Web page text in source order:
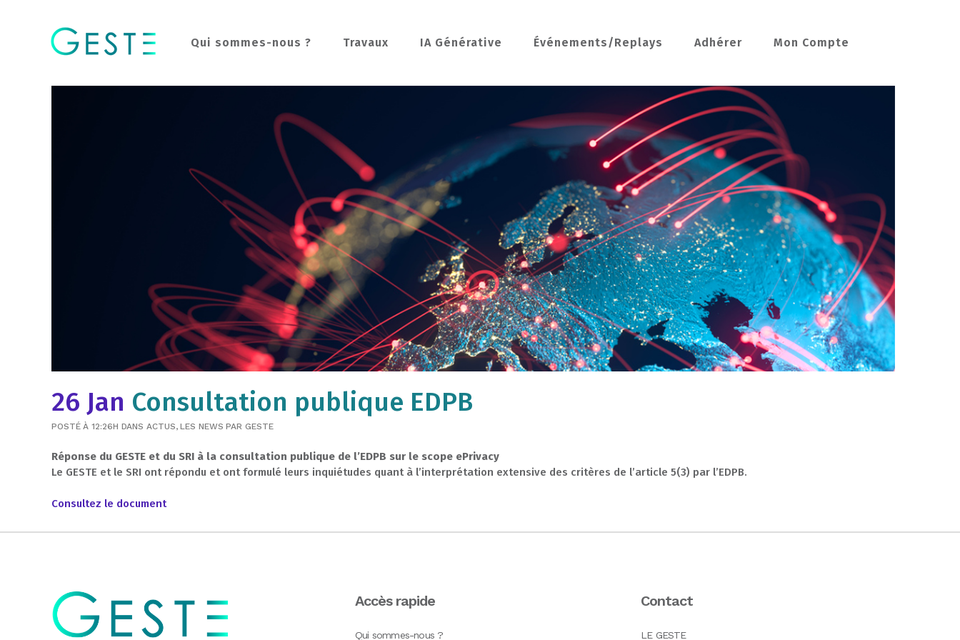
Qui sommes-nous ? Travaux IA Générative Événements/Replays Adhérer Mon Compte
26 Jan Consultation publique EDPB
POSTÉ À 12:26H DANSACTUS,LES NEWS PARGESTE
Réponse du GESTE et du SRI à la consultation publique de l’EDPB sur le scope ePrivacy
Le GESTE et le SRI ont répondu et ont formulé leurs inquiétudes quant à l’interprétation extensive des critères de l’article 5(3) par l’EDPB.
Consultez le document
Accès rapide
Qui sommes-nous ?
Contact
LE GESTE